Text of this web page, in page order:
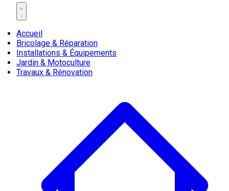
Accueil
Bricolage & Réparation
Installations & Équipements
Jardin & Motoculture
Travaux & Rénovation